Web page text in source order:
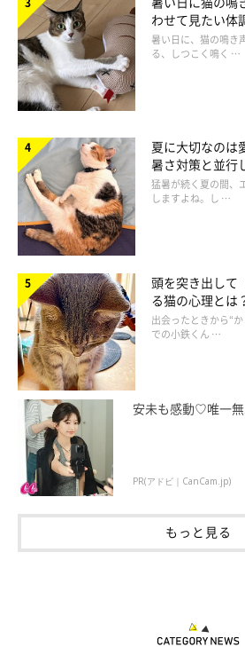
何してるの？とお
わせて見たい体
暑い日に、猫の鳴き
る、しつこく鳴く …
夏に大切なのは
暑さ対策と並行
工夫
猛暑が続く夏の間、
しますよね。し …
頭を突き出して
る猫の心理と
出会ったときから“
での小鉄くん …
安未も感動♡唯一
PR(アドビ｜CanCam.jp)
もっと見る